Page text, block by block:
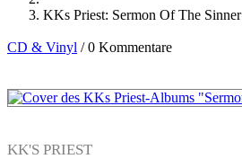
KKs Priest: Sermon Of The Sinner
CD & Vinyl /0 Kommentare
KK'S PRIEST